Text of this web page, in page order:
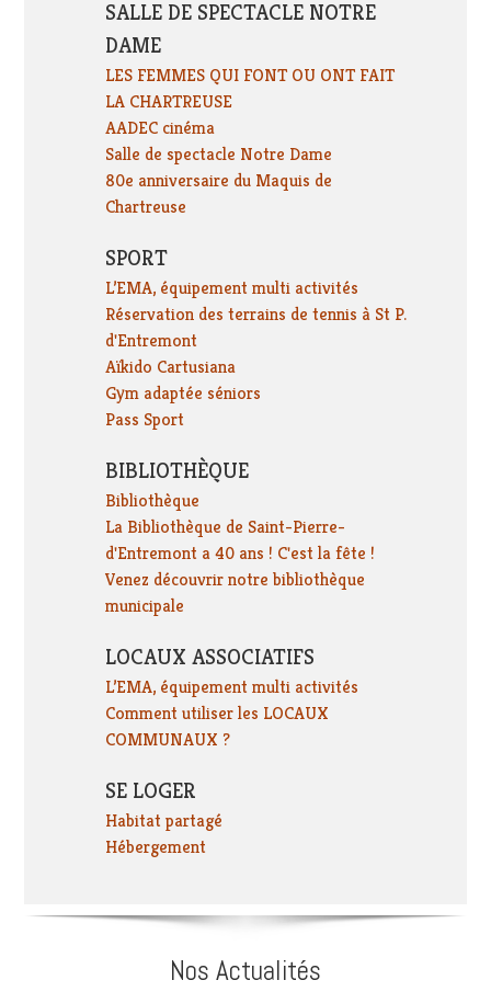
SALLE DE SPECTACLE NOTRE
DAME
LES FEMMES QUI FONT OU ONT FAIT
LA CHARTREUSE
AADEC cinéma
Salle de spectacle Notre Dame
80e anniversaire du Maquis de
Chartreuse
SPORT
L’EMA, équipement multi activités
Réservation des terrains de tennis à St P.
d'Entremont
Aïkido Cartusiana
Gym adaptée séniors
Pass Sport
BIBLIOTHÈQUE
Bibliothèque
La Bibliothèque de Saint-Pierre-
d'Entremont a 40 ans ! C'est la fête !
Venez découvrir notre bibliothèque
municipale
LOCAUX ASSOCIATIFS
L’EMA, équipement multi activités
Comment utiliser les LOCAUX
COMMUNAUX ?
SE LOGER
Habitat partagé
Hébergement
Nos Actualités